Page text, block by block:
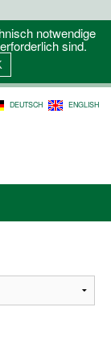
notwendige
sind.
DEUTSCH ENGLISH